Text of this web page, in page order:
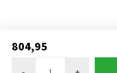
804,95